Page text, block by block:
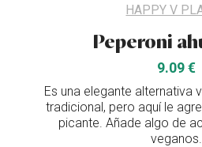
HAPPY V
Peperoni
9.09 €
Es una elegante alternativa
tradicional, pero aquí le
picante. Añade algo de
veganos.